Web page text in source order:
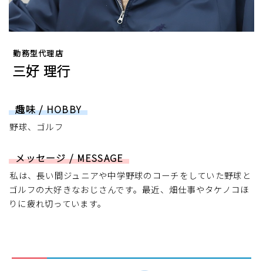
勤務型代理店
三好 理行
趣味 / HOBBY
野球、ゴルフ
メッセージ / MESSAGE
私は、長い間ジュニアや中学野球のコーチをしていた野球と
ゴルフの大好きなおじさんです。最近、畑仕事やタケノコほ
りに疲れ切っています。